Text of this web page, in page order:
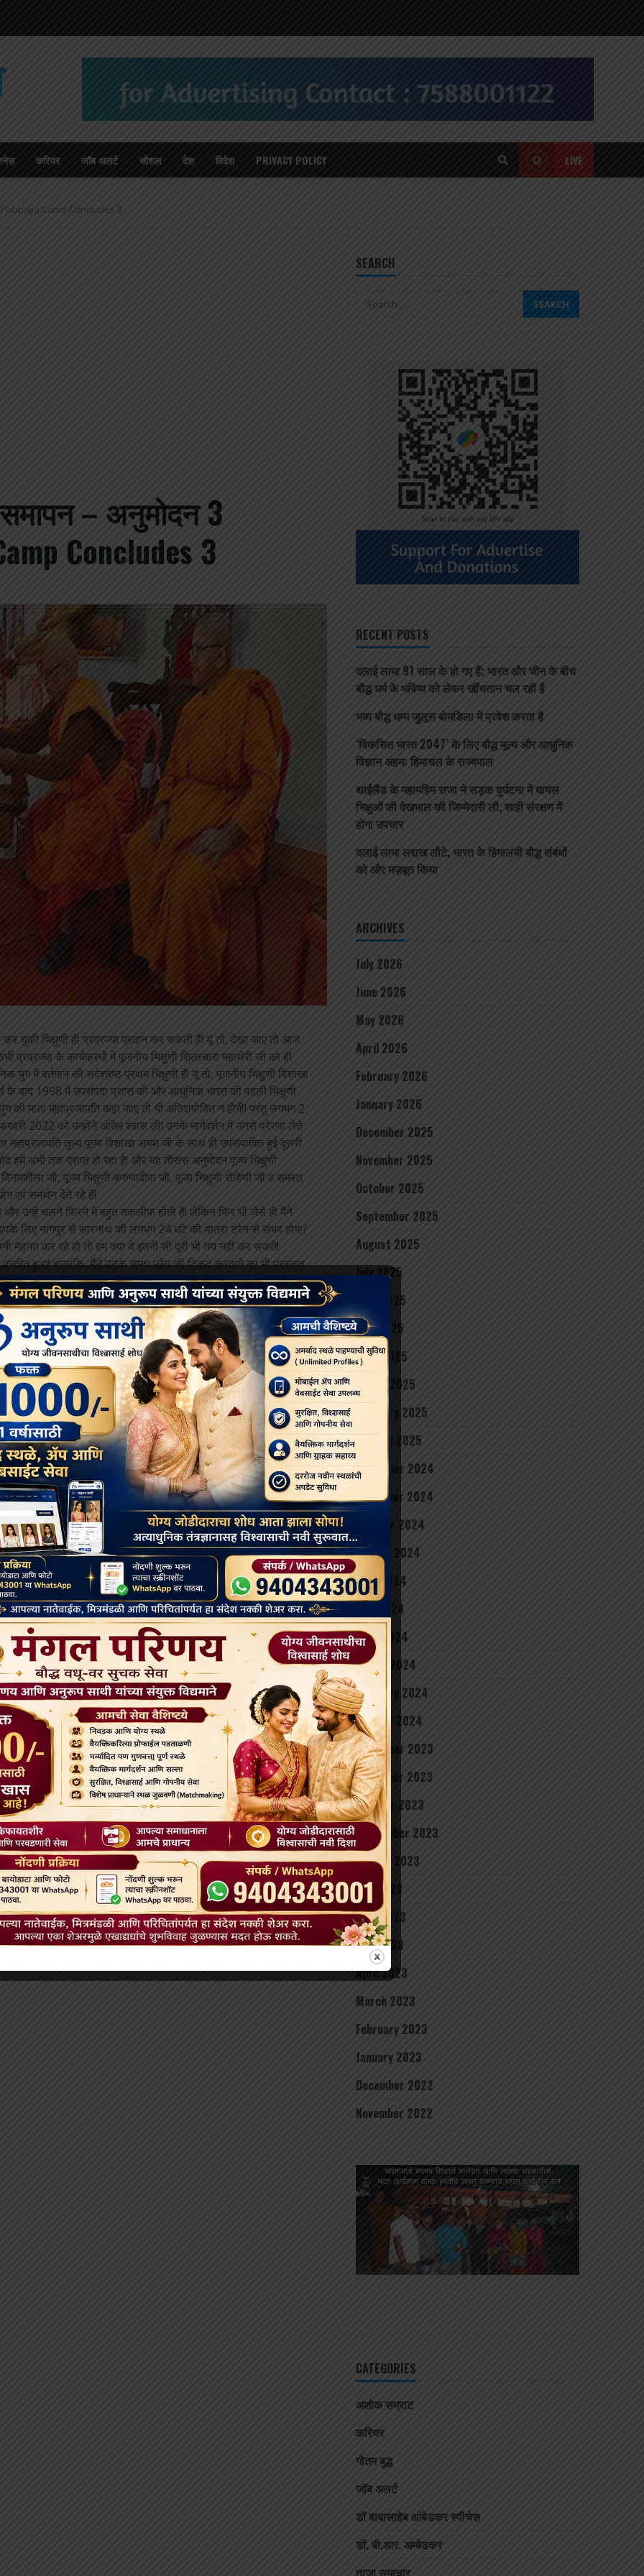
करियर जॉब अलर्ट सोशल देश विदेश PRIVACY POLICY LIVE
Pabbajja Camp Concludes 3
समापन – अनुमोदन 3
Concludes 3
चुकी भिक्षुणी ही प्रव्रज्या प्रदान कर सकती हैं! यूं तो, देखा जाए तो आज
के कार्यक्रमों में पूजनीय भिक्षुणी शिलाचारा महाथेरी जी को ही
में वर्तमान की सर्वश्रेष्ठ प्रथम भिक्षुणी हैं! यूं तो, पूजनीय भिक्षुणी विशाखा
के बाद 1998 में उपसंपदा प्राप्त की और आधुनिक भारत की पहली भिक्षुणी
माता महाप्रजापति कहा जाए तो भी अतिशयोक्ति न होगी! परंतु लगभग 2
2022 को उन्होंने अंतिम श्वास ली! उनके मार्गदर्शन में उनसे प्रेरणा लेते
महाप्रजापति तुल्य पूज्य विशाखा अय्या जी के साथ ही उपसंपादित हुई दूसरी
हमें अभी तक प्राप्त हो रहा है! और यह तीसरा अनुमोदन पूज्य भिक्षुणी
जी, पूज्य भिक्षुणी करुणादीपा जी, पूज्य भिक्षुणी रोहिणी जी व समस्त
एवं समर्थन देते रहे हैं!
और उन्हें चलने फिरने में बहुत तकलीफ होती है! लेकिन फिर भी जैसे ही मैंने
लिए नागपुर से सारनाथ की लगभग 24 घंटे की यात्रा ट्रेन से संभव होगा?
कर रहे हो तो हम क्या ये इतनी सी दूरी भी तय नहीं कर सकते!
हुआ! हालांकि, मैंने उनके समक्ष प्लेन की टिकट करवाने का भी प्रस्ताव
इतना खर्चा क्यों करना! तुम वही राशि कार्यक्रम में लगाओ! उन्हीं के
आरंभ होने से एक दिन पूर्व सारनाथ में पहुंचे। इतने लंबे सफर के बाद भी
से अनुकंपित किया! और 2 दिन हमारे साथ सारनाथ में प्रवास कर 2 गांव
सेवा में रत रहती हैं और पूज्य भिक्षुणी करुणादीपा जी उन्होंने भी खूब सहयोग
से अनुकंपित किया! इसके अलावा, पूज्य भिक्षुणी रोहिणी जी ने 15 दिन मेरे
में सभी श्रामनेरियों पर ध्यान देना आदि कार्यों में बहुत मदद की! मैं उनका
अप्रत्यक्ष रूप से इस कार्यक्रम को संपन्न करने में मदद की और कार्यक्रम
बढ़ने के लिए प्रेरणा दी!
Messenger
Next:
श्रामणेरी पब्बज्जा शिविर समापन – अनुमोदन 4 Shramneri Pabbajja
Camp Completion 4
2047’ के लिए बौद्ध मूल्य और
अहम: हिमाचल के राज्यपाल
देश
तिब्बती बौद्ध भिक्षु की हत्या के आरोप में तीन
गिरफ्तार
May 5, 2026
SEARCH
Search
RECENT POSTS
दलाई लामा 91 साल के हो गए हैं; भारत और चीन के बीच
बौद्ध धर्म के भविष्य को लेकर खींचतान चल रही है
भव्य बौद्ध धम्म जुलूस बोमडिला में प्रवेश करता है
‘विकसित भारत 2047’ के लिए बौद्ध मूल्य और आधुनिक
विज्ञान अहम: हिमाचल के राज्यपाल
थाईलैंड के महामहिम राजा ने सड़क दुर्घटना में घायल
भिक्षुओं की देखभाल की जिम्मेदारी ली, शाही संरक्षण में
होगा उपचार
दलाई लामा लद्दाख लौटे, भारत के हिमालयी बौद्ध संबंधों
को और मज़बूत किया
ARCHIVES
July 2026
June 2026
May 2026
April 2026
February 2026
January 2026
December 2025
November 2025
October 2025
September 2025
August 2025
July 2025
June 2025
May 2025
April 2025
March 2025
February 2025
January 2025
December 2024
November 2024
October 2024
August 2024
June 2024
May 2024
April 2024
March 2024
February 2024
January 2024
December 2023
November 2023
October 2023
September 2023
August 2023
July 2023
June 2023
May 2023
April 2023
March 2023
February 2023
January 2023
December 2022
November 2022
CATEGORIES
अशोक सम्राट
करियर
गौतम बुद्ध
जॉब अलर्ट
डॉ बाबासाहेब आंबेडकर स्पीचेस
डॉ. बी.आर. अम्बेडकर
ताजा समाचार